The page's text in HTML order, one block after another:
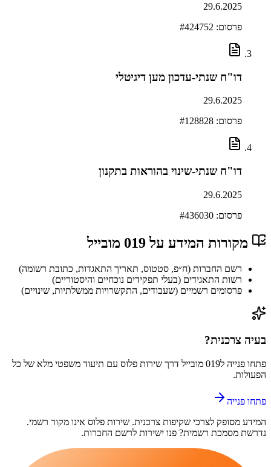
29.6.2025
פרסום: # 424752
דו"ח שנתי-עדכון מען דיגיטלי
29.6.2025
פרסום: # 128828
דו"ח שנתי-שינוי בהוראות בתקנון
29.6.2025
פרסום: # 436030
מקורות המידע על019 מובייל
רשם החברות (ח״פ, סטטוס, תאריך התאגדות, כתובת רשומה)
רשות התאגידים (בעלי תפקידים נוכחיים והיסטוריים)
פרסומים רשמיים (שעבודים, התקשרויות ממשלתיות, שינויים)
בעיה צרכנית?
פתחו פנייה ל019 מובייל דרך שירות פלוס עם תיעוד משפטי מלא של כל
הפעולות.
פתחו פנייה
המידע מסופק לצרכי שקיפות צרכנית. שירות פלוס אינו מקור רשמי.
נדרשת מסמכת רשמית? פנו ישירות לרשם החברות.